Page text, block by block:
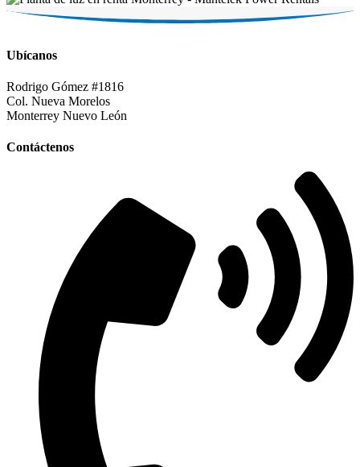
Ubícanos
Rodrigo Gómez #1816
Col. Nueva Morelos
Monterrey Nuevo León
Contáctenos